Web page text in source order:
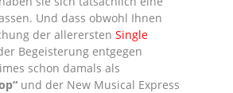
Und dass obwohl Ihnen
der allerersten Single
Begeisterung entgegen
schon damals als
und der New Musical Express